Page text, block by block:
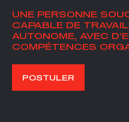
UNE PERSONNE
CAPABLE DE
AUTONOME, AVEC
COMPÉTENCES
POSTULER